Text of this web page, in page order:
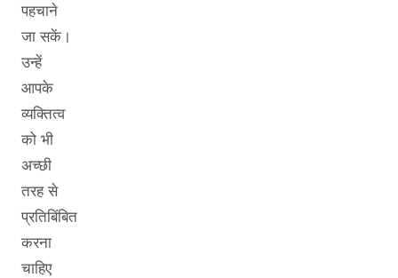
पहचाने
जा सकें।
उन्हें
आपके
व्यक्तित्व
को भी
अच्छी
तरह से
प्रतिबिंबित
करना
चाहिए